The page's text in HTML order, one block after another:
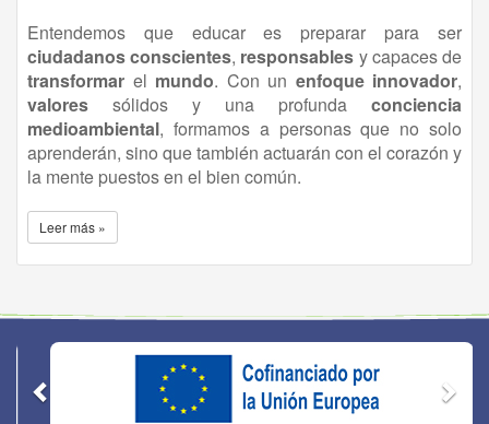
Entendemos que educar es preparar para ser
ciudadanos conscientes, responsables y capaces de
transformar el mundo. Con un enfoque innovador,
valores sólidos y una profunda conciencia
medioambiental, formamos a personas que no solo
aprenderán, sino que también actuarán con el corazón y
la mente puestos en el bien común.
Leer más »